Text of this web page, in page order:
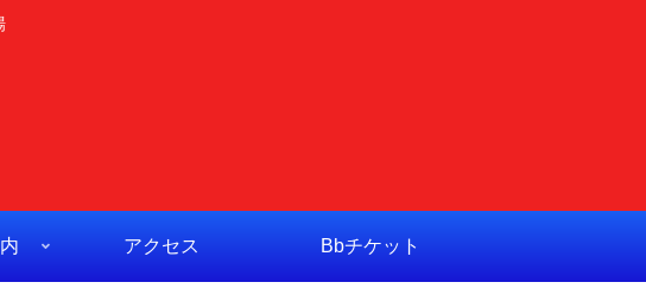
アクセス Bbチケット